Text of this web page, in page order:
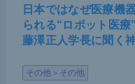
日本ではなぜ医療機
られる“ロボット医
藤澤正人学長に聞く
その他＞その他